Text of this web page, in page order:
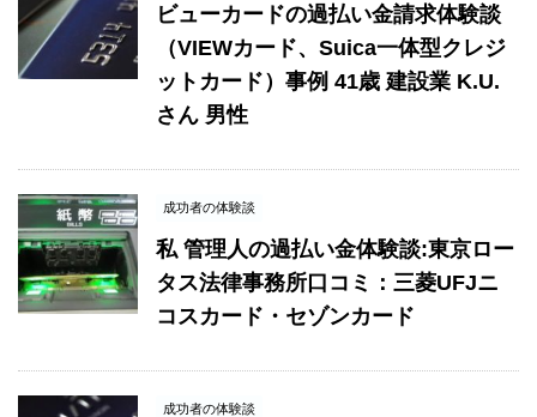
ビューカードの過払い金請求体験談
（VIEWカード、Suica一体型クレジ
ットカード）事例 41歳 建設業 K.U.
さん 男性
成功者の体験談
私 管理人の過払い金体験談:東京ロー
タス法律事務所口コミ：三菱UFJニ
コスカード・セゾンカード
成功者の体験談